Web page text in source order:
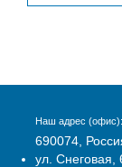
Наш адрес (офис):
690074,
ул. Снеговая,